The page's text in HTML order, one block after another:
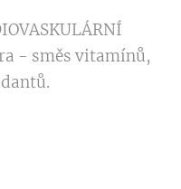
- směs vitamínů,